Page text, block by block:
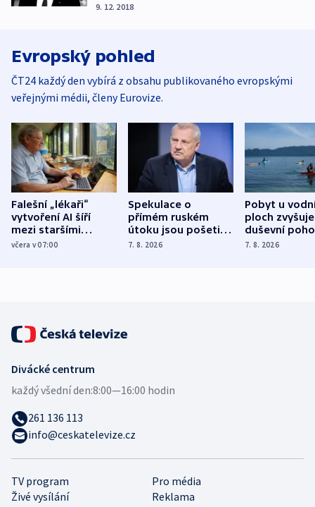
9. 12. 2018
Evropský pohled
ČT24 každý den vybírá z obsahu publikovaného evropskými
veřejnými médii, členy Eurovize.
Falešní „lékaři“
vytvoření AI šíří
mezi staršími
Poláky nebezpečné
včera v 07:00
Spekulace o
přímém ruském
útoku jsou pošetilé,
míní estonský
7. 8. 2026
Pobyt u
ploch zvyšuje
duševní
ukázala
7. 8. 2026
TV program
Pro média
Živé vysílání
Reklama
Divácké centrum
každý všední den:8:00—16:00 hodin
261 136 113
info@ceskatelevize.cz